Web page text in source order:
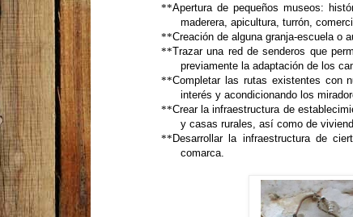
**Apertura de pequeños museos:
maderera, apicultura, turrón,
**Creación de alguna granja-escuela o
**Trazar una red de senderos que
previamente la adaptación de los
**Completar las rutas existentes con
interés y acondicionando los
**Crear la infraestructura de
y casas rurales, así como de
**Desarrollar la infraestructura de
comarca.